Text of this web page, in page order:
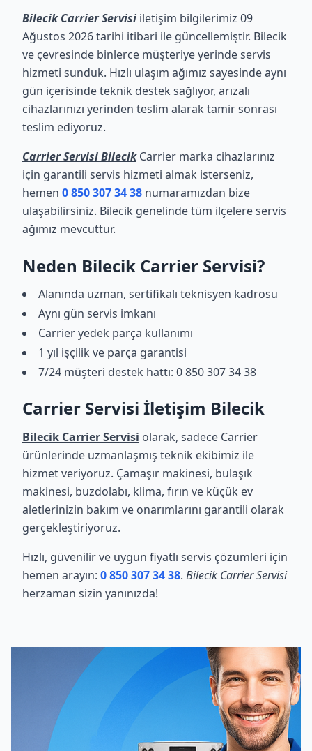
Bilecik Carrier Servisi iletişim bilgilerimiz 09
Ağustos 2026 tarihi itibari ile güncellemiştir. Bilecik
ve çevresinde binlerce müşteriye yerinde servis
hizmeti sunduk. Hızlı ulaşım ağımız sayesinde aynı
gün içerisinde teknik destek sağlıyor, arızalı
cihazlarınızı yerinden teslim alarak tamir sonrası
teslim ediyoruz.
Carrier Servisi BilecikCarrier marka cihazlarınız
için garantili servis hizmeti almak isterseniz,
hemen 0 850 307 34 38 numaramızdan bize
ulaşabilirsiniz. Bilecik genelinde tüm ilçelere servis
ağımız mevcuttur.
Neden Bilecik Carrier Servisi?
Alanında uzman, sertifikalı teknisyen kadrosu
Aynı gün servis imkanı
Carrier yedek parça kullanımı
1 yıl işçilik ve parça garantisi
7/24 müşteri destek hattı: 0 850 307 34 38
Carrier Servisi İletişim Bilecik
Bilecik Carrier Servisi olarak, sadece Carrier
ürünlerinde uzmanlaşmış teknik ekibimiz ile
hizmet veriyoruz. Çamaşır makinesi, bulaşık
makinesi, buzdolabı, klima, fırın ve küçük ev
aletlerinizin bakım ve onarımlarını garantili olarak
gerçekleştiriyoruz.
Hızlı, güvenilir ve uygun fiyatlı servis çözümleri için
hemen arayın: 0 850 307 34 38. Bilecik Carrier Servisi
herzaman sizin yanınızda!